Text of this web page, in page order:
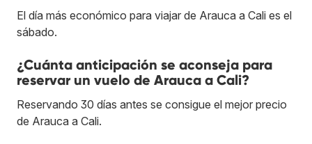
El día más económico para viajar de Arauca a Cali es el
sábado.
¿Cuánta anticipación se aconseja para
reservar un vuelo de Arauca a Cali?
Reservando 30 días antes se consigue el mejor precio
de Arauca a Cali.